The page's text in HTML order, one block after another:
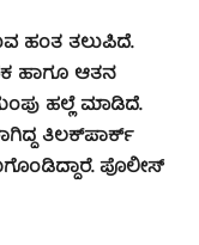
ಹಂತ ತಲುಪಿದೆ.
ಹಾಗೂ ಆತನ
ಹಲ್ಲೆ ಮಾಡಿದೆ.
ತಿಲಕ್‍ಪಾರ್ಕ್
ಪೊಲೀಸ್